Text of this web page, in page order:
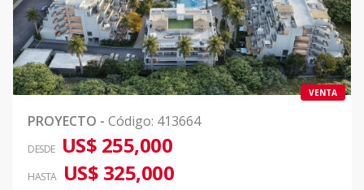
VENTA
PROYECTO - Código: 413664
DESDE US$ 255,000
HASTA US$ 325,000